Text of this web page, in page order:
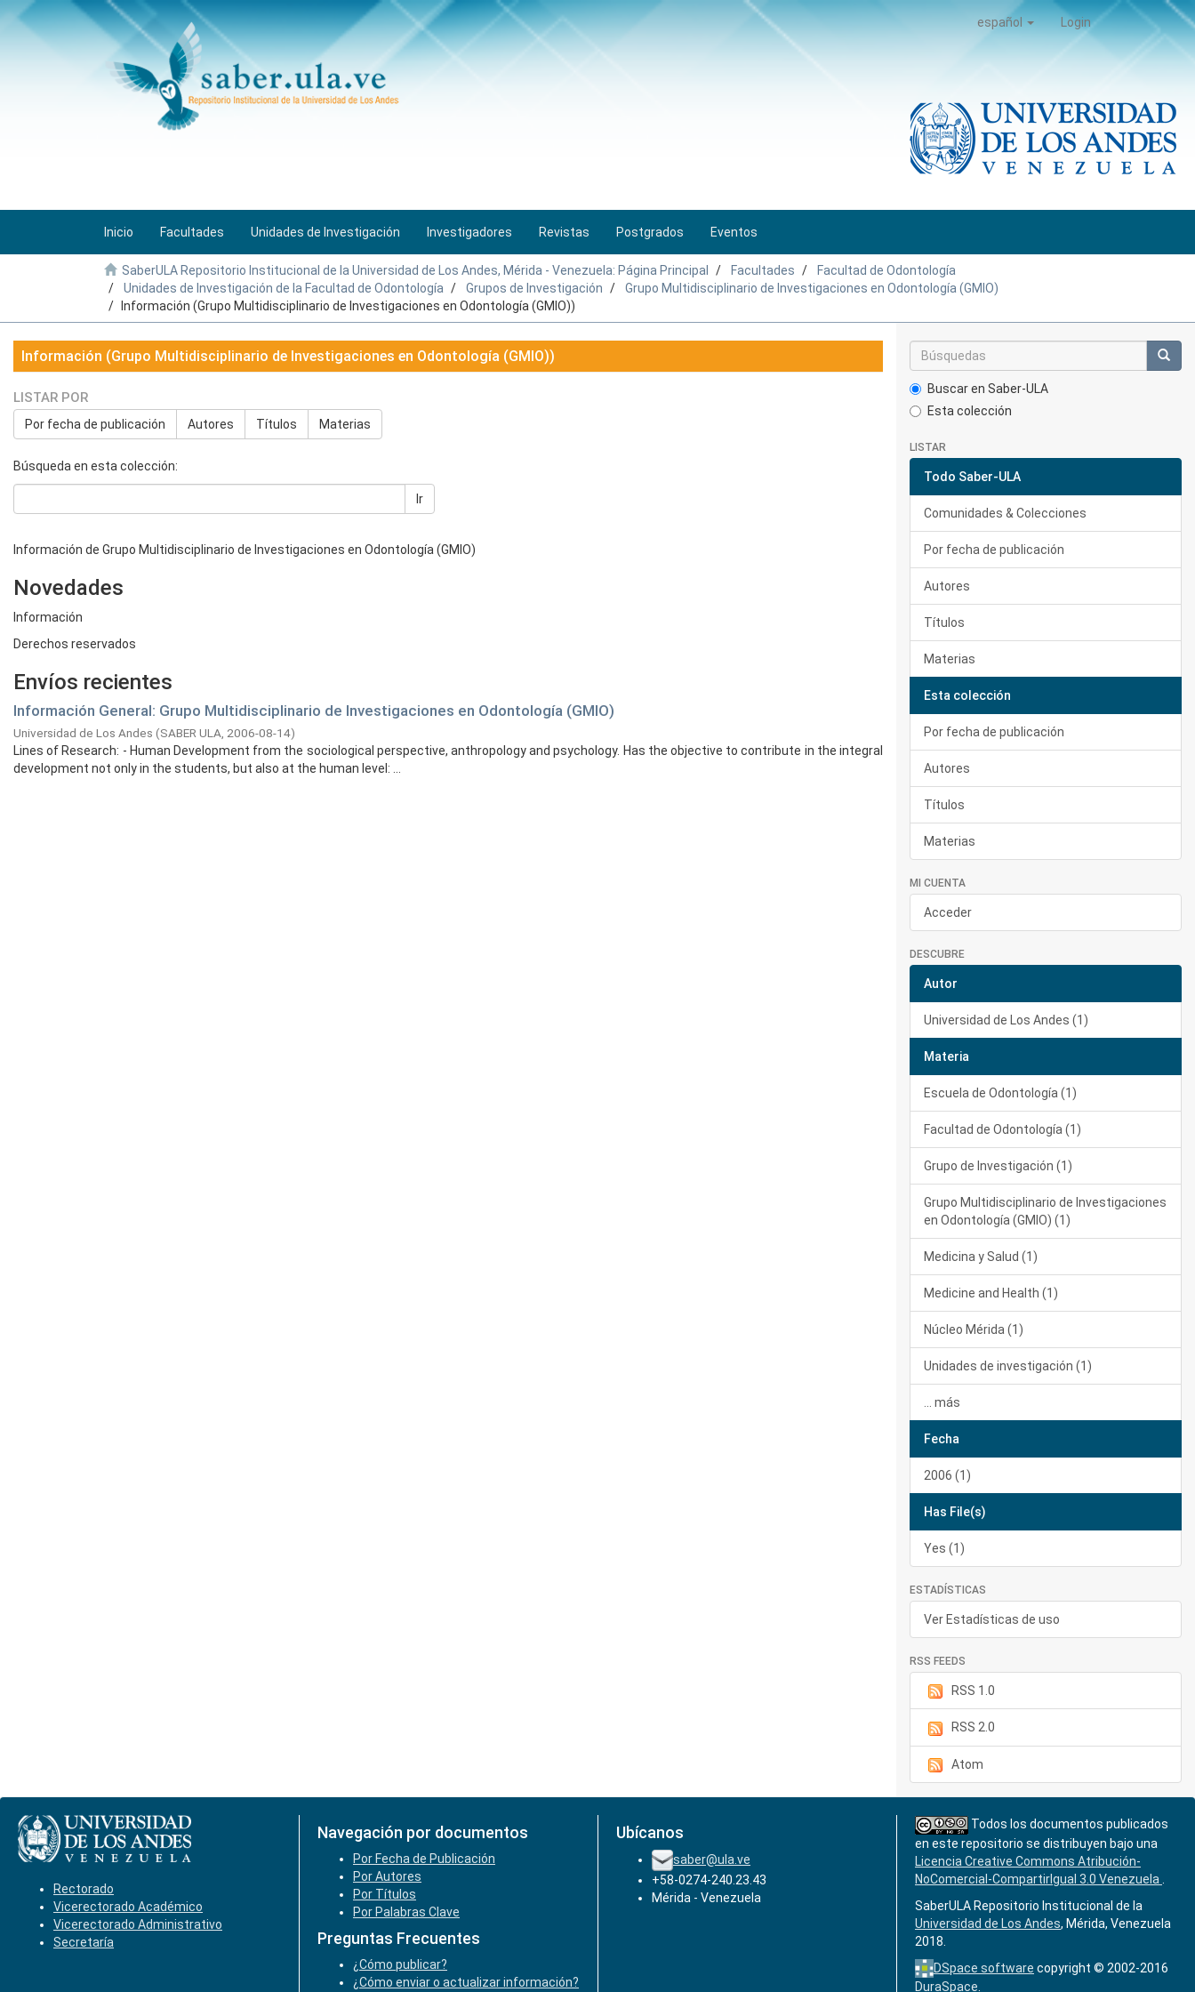
español Login
Inicio Facultades Unidades de Investigación Investigadores Revistas Postgrados Eventos
SaberULA Repositorio Institucional de la Universidad de Los Andes, Mérida - Venezuela: Página Principal Facultades
Facultad de Odontología
Unidades de Investigación de la Facultad de Odontología
Grupos de Investigación
Grupo Multidisciplinario de Investigaciones en Odontología (GMIO)
Información (Grupo Multidisciplinario de Investigaciones en Odontología (GMIO))
Información (Grupo Multidisciplinario de Investigaciones en Odontología (GMIO))
LISTAR POR
Por fecha de publicación Autores Títulos Materias
Búsqueda en esta colección:
Ir
Información de Grupo Multidisciplinario de Investigaciones en Odontología (GMIO)
Novedades
Información
Derechos reservados
Envíos recientes
Información General: Grupo Multidisciplinario de Investigaciones en Odontología (GMIO)
Universidad de Los Andes (SABER ULA, 2006-08-14)
Lines of Research: - Human Development from the sociological perspective, anthropology and psychology. Has the objective to contribute in the integral
development not only in the students, but also at the human level: ...
Buscar en Saber-ULA
Esta colección
LISTAR
Todo Saber-ULA
Comunidades & Colecciones
Por fecha de publicación
Autores
Títulos
Materias
Esta colección
Por fecha de publicación
Autores
Títulos
Materias
MI CUENTA
Acceder
DESCUBRE
Autor
Universidad de Los Andes (1)
Materia
Escuela de Odontología (1)
Facultad de Odontología (1)
Grupo de Investigación (1)
Grupo Multidisciplinario de Investigaciones
en Odontología (GMIO) (1)
Medicina y Salud (1)
Medicine and Health (1)
Núcleo Mérida (1)
Unidades de investigación (1)
... más
Fecha
2006 (1)
Has File(s)
Yes (1)
ESTADÍSTICAS
Ver Estadísticas de uso
RSS FEEDS
RSS 1.0
RSS 2.0
Atom
Rectorado
Vicerectorado Académico
Vicerectorado Administrativo
Secretaría
Navegación por documentos
Por Fecha de Publicación
Por Autores
Por Títulos
Por Palabras Clave
Preguntas Frecuentes
¿Cómo publicar?
¿Cómo enviar o actualizar información?
Ubícanos
saber@ula.ve
+58-0274-240.23.43
Mérida - Venezuela
Todos los documentos publicados
en este repositorio se distribuyen bajo una
Licencia Creative Commons Atribución-
NoComercial-CompartirIgual 3.0 Venezuela
SaberULA Repositorio Institucional de la
Universidad de Los Andes, Mérida, Venezuela
2018.
DSpace software copyright © 2002-2016
DuraSpace.